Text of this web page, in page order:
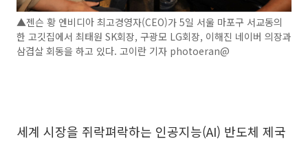
▲젠슨 황 엔비디아 최고경영자(CEO)가 5일 서울 마포구 서교동의
한 고깃집에서 최태원 SK회장, 구광모 LG회장, 이해진 네이버 의장과
삼겹살 회동을 하고 있다. 고이란 기자 photoeran@
세계 시장을 쥐락펴락하는 인공지능(AI) 반도체 제국